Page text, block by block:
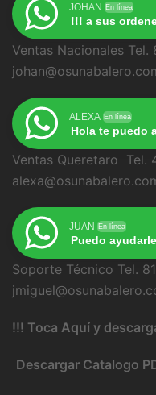
JOHAN En línea
!!! a sus
Ventas Nacionales
ALEXA En línea
Hola te puedo
Ventas
JUAN En línea
Puedo
Soporte Técnico
!!! Toca Aquí y
Descargar Catalogo